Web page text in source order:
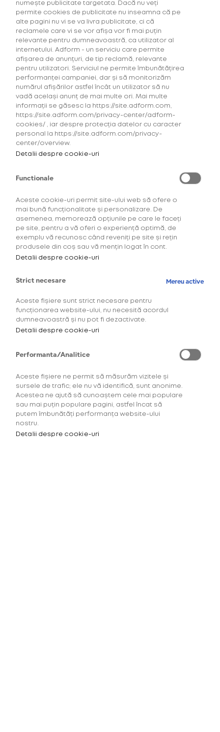
până la băuturile cu care alegi să-ți asortezi starea.
Citește mai mult...
8 Septembrie 2022
Artiștii emergenți ai Summer Well
Distracție
Festival Compendium
Motivele pentru care mergem la festival sunt
diferite. Unii dintre noi vrem să ne auzim artistul
România, alții vrem să ne bucurăm pur și simplu de
Domeniul Știrbey s-a întâmplat ceva mai mult de
atât.
Citește mai mult...
Armonie în opoziție - diversitatea
Distracție
Festival Compendium
numește publicitate targetata. Dacă nu veți
permite cookies de publicitate nu inseamna că pe
alte pagini nu vi se va livra publicitate, ci că
reclamele care vi se vor afișa vor fi mai puțin
relevante pentru dumneavoastră, ca utilizator al
internetului. Adform - un serviciu care permite
afișarea de anunțuri, de tip reclamă, relevante
pentru utilizatori. Serviciul ne permite îmbunătățirea
performanței campaniei, dar și să monitorizăm
numărul afișărilor astfel încât un utilizator să nu
vadă același anunț de mai multe ori. Mai multe
informații se găsesc la https://site.adform.com,
https://site.adform.com/privacy-center/adform-
cookies/ , iar despre protecția datelor cu caracter
personal la https://site.adform.com/privacy-
center/overview.
Detalii despre cookie-uri
Functionale
Aceste cookie-uri permit site-ului web să ofere o
mai bună funcționalitate și personalizare. De
asemenea, memorează opțiunile pe care le faceți
pe site, pentru a vă oferi o experiență optimă, de
exemplu vă recunosc când reveniți pe site și rețin
produsele din coș sau vă mențin logat în cont.
Detalii despre cookie-uri
Strict necesare Mereu active
Aceste fișiere sunt strict necesare pentru
funcționarea website-ului, nu necesită acordul
dumneavoastră și nu pot fi dezactivate.
Detalii despre cookie-uri
Performanta/Analitice
Aceste fișiere ne permit să măsurăm vizitele și
sursele de trafic; ele nu vă identifică, sunt anonime.
Acestea ne ajută să cunoaștem cele mai populare
sau mai puțin populare pagini, astfel încat să
putem îmbunătăți performanța website-ului
nostru.
Detalii despre cookie-uri